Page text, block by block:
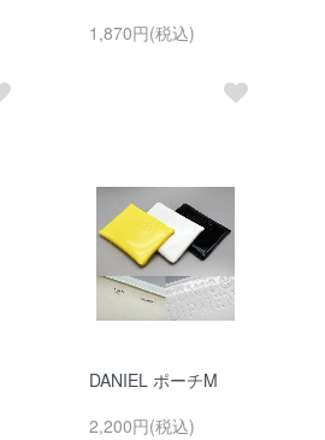
1,870円(税込)
DANIEL ポーチM
2,200円(税込)